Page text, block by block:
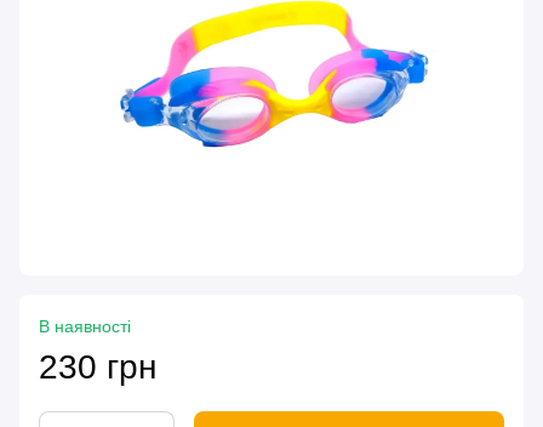
В наявності
230 грн